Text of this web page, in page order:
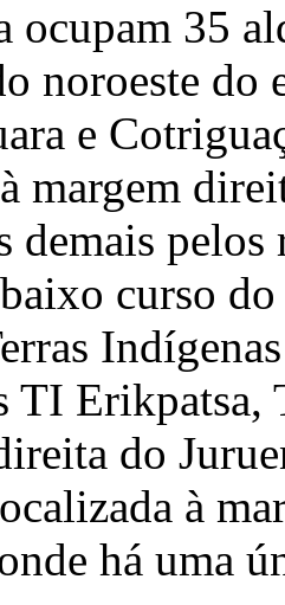
ocupam 35
noroeste do
e
margem
demais
curso
TI Erikpatsa,
do
à
há uma